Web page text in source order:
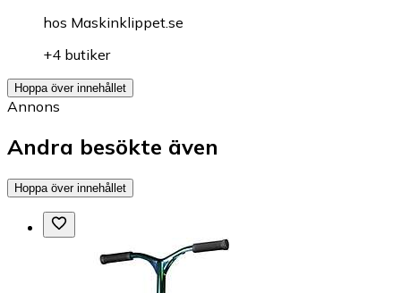
hos Maskinklippet.se
+4 butiker
Hoppa över innehållet
Annons
Andra besökte även
Hoppa över innehållet